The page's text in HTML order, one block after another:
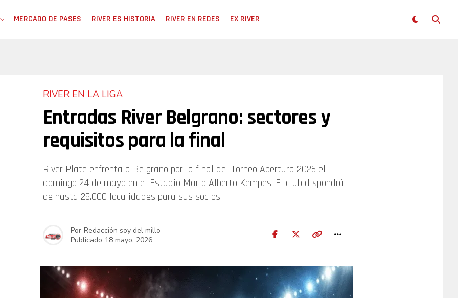
MERCADO DE PASES RIVER ES HISTORIA RIVER EN REDES EX RIVER
RIVER EN LA LIGA
Entradas River Belgrano: sectores y
requisitos para la final
River Plate enfrenta a Belgrano por la final del Torneo Apertura 2026 el
domingo 24 de mayo en el Estadio Mario Alberto Kempes. El club dispondrá
de hasta 25.000 localidades para sus socios.
Por Redacción soy del millo
Publicado 18 mayo, 2026